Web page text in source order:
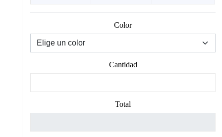
Color
Cantidad
Total